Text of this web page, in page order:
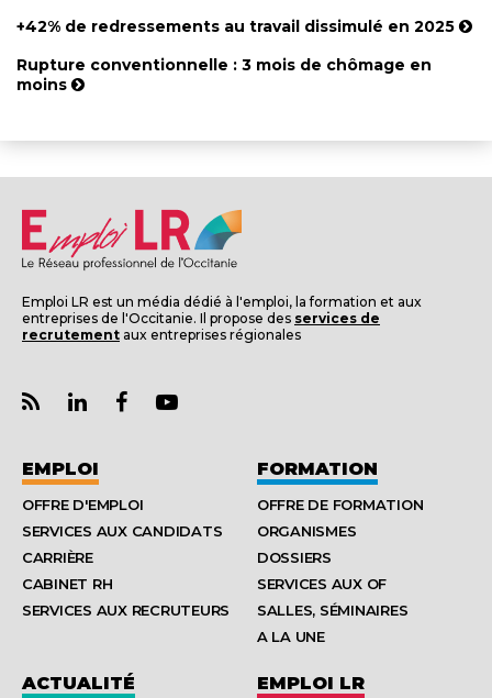
+42% de redressements au travail dissimulé en 2025
Rupture conventionnelle : 3 mois de chômage en
moins
Emploi LR est un média dédié à l'emploi, la formation et aux
entreprises de l'Occitanie. Il propose des services de
recrutement aux entreprises régionales
EMPLOI
OFFRE D'EMPLOI
SERVICES AUX CANDIDATS
CARRIÈRE
CABINET RH
SERVICES AUX RECRUTEURS
FORMATION
OFFRE DE FORMATION
ORGANISMES
DOSSIERS
SERVICES AUX OF
SALLES, SÉMINAIRES
A LA UNE
ACTUALITÉ EMPLOI LR